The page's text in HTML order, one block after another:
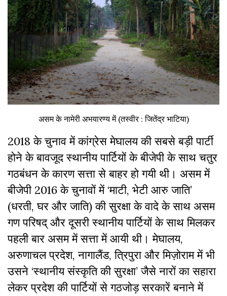
असम के नामेरी अभयारण्य में (तस्वीर : जितेंद्र भाटिया)
2018 के चुनाव में कांग्रेस मेघालय की सबसे बड़ी पार्टी
होने के बावजूद स्थानीय पार्टियों के बीजेपी के साथ चतुर
गठबंधन के कारण सत्ता से बाहर हो गयी थी। असम में
बीजेपी 2016 के चुनावों में ‘माटी, भेटी आरु जाति’
(धरती, घर और जाति) की सुरक्षा के वादे के साथ असम
गण परिषद् और दूसरी स्थानीय पार्टियों के साथ मिलकर
पहली बार असम में सत्ता में आयी थी। मेघालय,
अरुणाचल प्रदेश, नागालैंड, त्रिपुरा और मिज़ोराम में भी
उसने ‘स्थानीय संस्कृति की सुरक्षा’ जैसे नारों का सहारा
लेकर प्रदेश की पार्टियों से गठजोड़ सरकारें बनाने में